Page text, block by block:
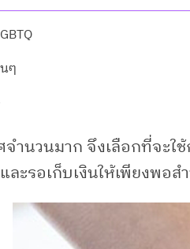
ๆ
จำนวนมาก จึงเลือกที่จะ
ละรอเก็บเงินให้เพียงพ